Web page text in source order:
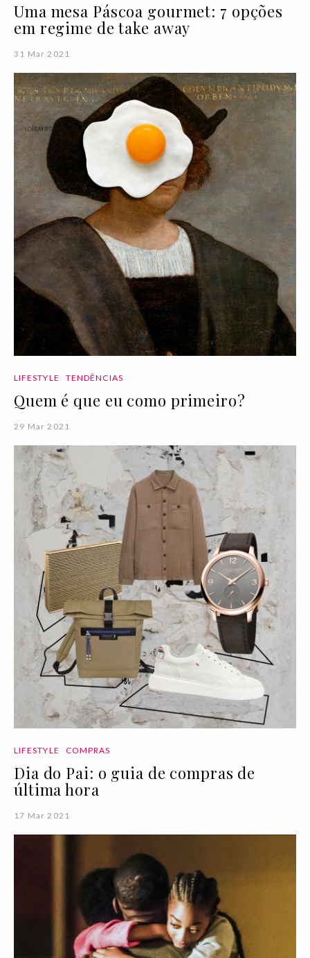
Uma mesa Páscoa gourmet: 7 opções
em regime de take away
31 Mar 2021
LIFESTYLE TENDÊNCIAS
Quem é que eu como primeiro?
29 Mar 2021
LIFESTYLE COMPRAS
Dia do Pai: o guia de compras de
última hora
17 Mar 2021